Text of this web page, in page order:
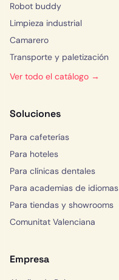
Robot buddy
Limpieza industrial
Camarero
Transporte y paletización
Ver todo el catálogo →
Soluciones
Para cafeterías
Para hoteles
Para clínicas dentales
Para academias de idiomas
Para tiendas y showrooms
Comunitat Valenciana
Empresa